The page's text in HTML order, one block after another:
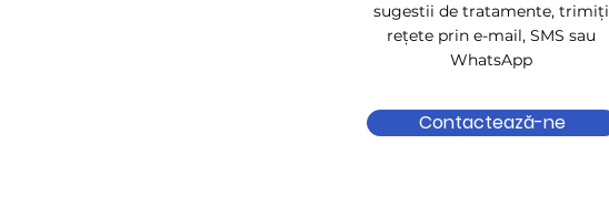
sugestii de tratamente, trimiți
rețete prin e-mail, SMS sau
WhatsApp
Contactează-ne